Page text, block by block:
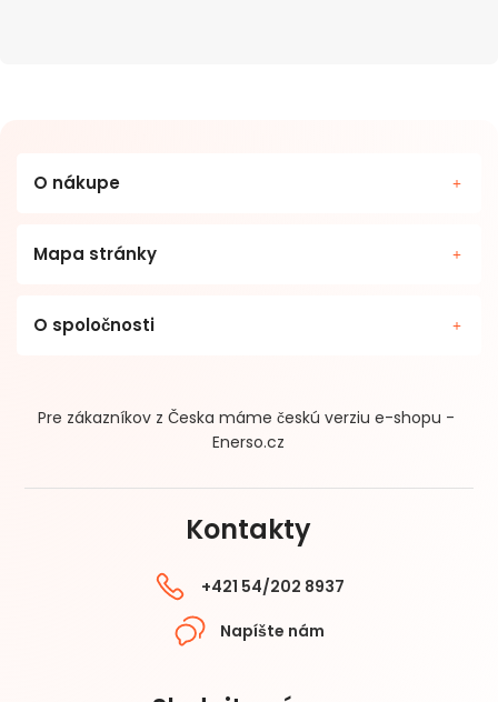
O nákupe
Mapa stránky
O spoločnosti
Pre zákazníkov z Česka máme českú verziu e-shopu -
Enerso.cz
Kontakty
+421 54/202 8937
Napíšte nám